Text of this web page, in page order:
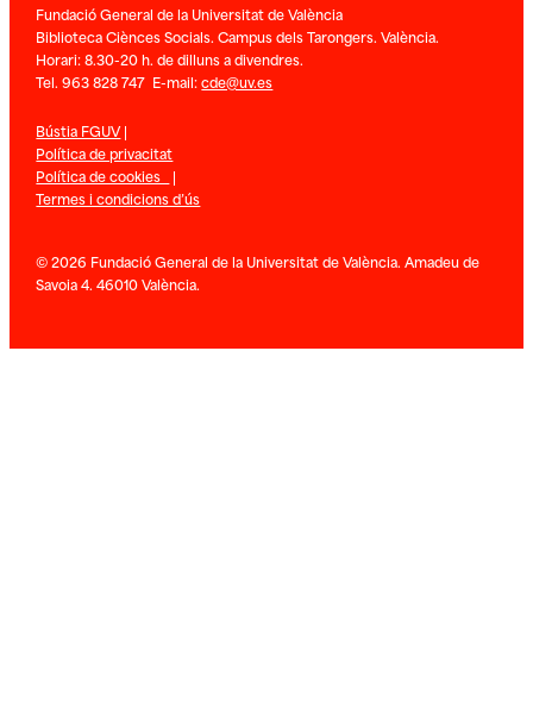
Fundació General de la Universitat de València
Biblioteca Ciènces Socials. Campus dels Tarongers. València.
Horari: 8.30-20 h. de dilluns a divendres.
Tel. 963 828 747 E-mail:cde@uv.es
Bústia FGUV|
Política de privacitat
Política de cookies |
Termes i condicions d’ús
© 2026 Fundació General de la Universitat de València. Amadeu de
Savoia 4. 46010 València.